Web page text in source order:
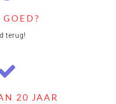
terug!
20 JAAR